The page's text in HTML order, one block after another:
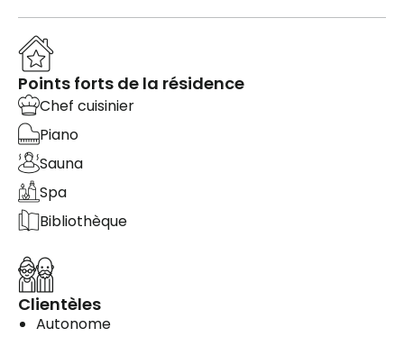
Points forts de la résidence
Chef cuisinier
Piano
Sauna
Spa
Bibliothèque
Clientèles
Autonome